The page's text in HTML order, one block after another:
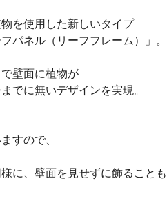
を使用した新しいタイプ
パネル（リーフフレーム）」。
壁面に植物が
でに無いデザインを実現。
すので、
に、壁面を見せずに飾ることも